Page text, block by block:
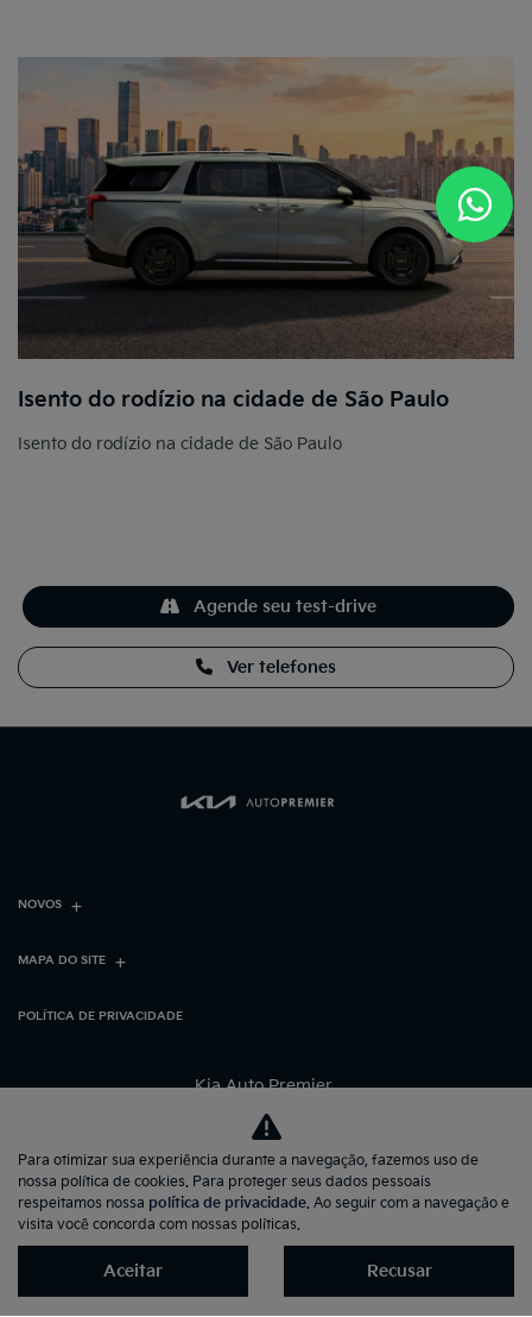
Isento do rodízio na cidade de São Paulo
Isento do rodízio na cidade de São Paulo
Ver telefones
Agende seu test-drive
NOVOS
MAPA DO SITE
POLÍTICA DE PRIVACIDADE
Kia Auto Premier
CNPJ: 00.208.817/0001-50
No trânsito, enxergar o outro
salva vidas.
Para otimizar sua experiência durante a navegação, fazemos uso de
nossa política de cookies. Para proteger seus dados pessoais
respeitamos nossa política de privacidade. Ao seguir com a navegação e
visita você concorda com nossas políticas.
Aceitar Recusar